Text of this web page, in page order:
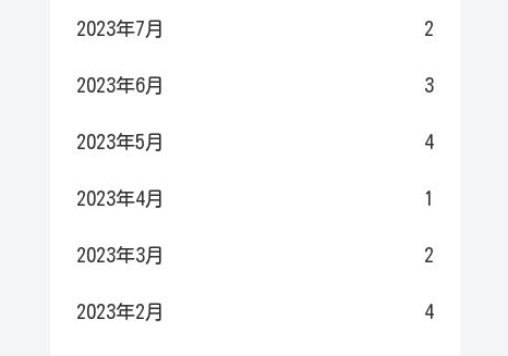
2023年7月 2
2023年6月 3
2023年5月 4
2023年4月 1
2023年3月 2
2023年2月 4